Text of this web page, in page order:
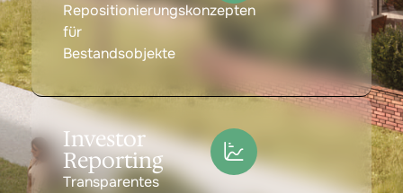
Repositionierungskonzepten
für
Bestandsobjekte
Investor
Reporting
Transparentes